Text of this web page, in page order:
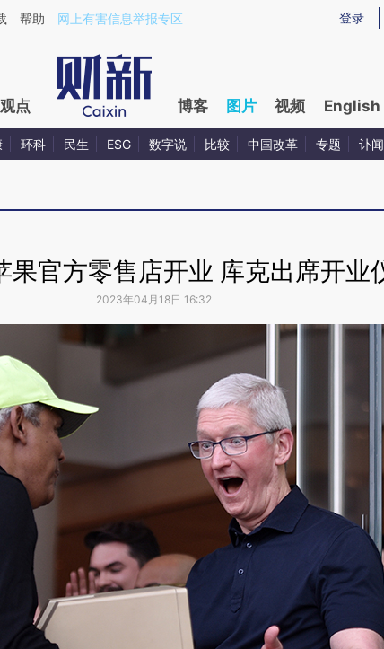
登录
帮助 网上有害信息举报专区
观点 博客 图片 视频 English
环科 民生 ESG 数字说 比较 中国改革 专题 讣闻
果官方零售店开业 库克出席开业
2023年04月18日 16:32